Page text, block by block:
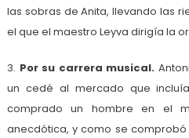
las sobras de Anita, llevando las
el que el maestro Leyva dirigía la
3. Por su carrera musical.
un cedé al mercado que
comprado un hombre en el
anecdótica, y como se